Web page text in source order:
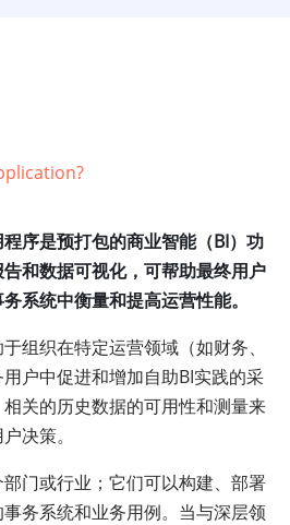
序是预打包的商业智能（BI）功
和数据可视化，可帮助最终用户
系统中衡量和提高运营性能。
组织在特定运营领域（如财务、
户中促进和增加自助BI实践的采
关的历史数据的可用性和测量来
决策。
门或行业；它们可以构建、部署
务系统和业务用例。当与深层领